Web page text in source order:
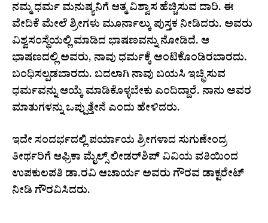
ನಮ್ಮ ಧರ್ಮ ಮನುಷ್ಯನಿಗೆ ಆತ್ಮ ವಿಶ್ವಾಸ ಹೆಚ್ಚಿಸುವ ದಾರಿ. ಈ
ವೇದಿಕೆ ಮೇಲೆ ಶ್ರೀಗಳು ಮೂರ್ನಾಲ್ಕು ಪುಸ್ತಕ ನೀಡಿದರು. ಅವರು
ವಿಶ್ವಸಂಸ್ಥೆಯಲ್ಲಿ ಮಾಡಿದ ಭಾಷಣವನ್ನು ನೋಡಿದೆ. ಆ
ಭಾಷಣದಲ್ಲಿ ಅವರು, ನಾವು ಧರ್ಮಕ್ಕೆ ಅಂಟಿಕೊಂಡಿರಬಾರದು.
ಬಂಧಿಸಲ್ಪಡಬಾರದು. ಬದಲಾಗಿ ನಾವು ಬಯಸಿ ಇಚ್ಛಿಸುವ
ಧರ್ಮವನ್ನು ಆಯ್ಕೆ ಮಾಡಿಕೊಳ್ಳಬೇಕು ಎಂದಿದ್ದಾರೆ. ನಾನು ಅವರ
ಮಾತುಗಳನ್ನು ಒಪ್ಪುತ್ತೇನೆ ಎಂದು ಹೇಳಿದರು.
ಇದೇ ಸಂದರ್ಭದಲ್ಲಿ ಪರ್ಯಾಯ ಶ್ರೀಗಳಾದ ಸುಗುಣೇಂದ್ರ
ತೀರ್ಥರಿಗೆ ಆಫ್ರಿಕಾ ಮೈಲ್ಸ್ ಲೀಡರ್‌ಶಿಪ್ ವಿವಿಯ ವತಿಯಿಂದ
ಉಪಕುಲಪತಿ ಡಾ.ರವಿ ಆಚಾರ್ಯ ಅವರು ಗೌರವ ಡಾಕ್ಟರೇಟ್
ನೀಡಿ ಗೌರವಿಸಿದರು.